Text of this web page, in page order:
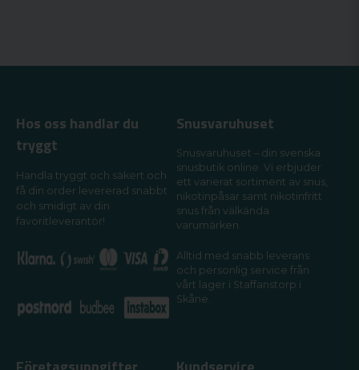
Hos oss handlar du
tryggt
Handla tryggt och säkert och
få din order levererad snabbt
och smidigt av din
favoritleverantör!
Snusvaruhuset
Snusvaruhuset – din svenska
snusbutik online. Vi erbjuder
ett varierat sortiment av snus,
nikotinpåsar samt nikotinfritt
snus från välkända
varumärken.
Alltid med snabb leverans
och personlig service från
vårt lager i Staffanstorp i
Skåne.